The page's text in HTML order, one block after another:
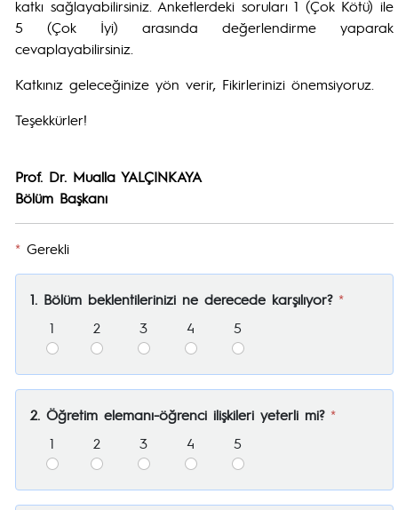
katkı sağlayabilirsiniz. Anketlerdeki soruları 1 (Çok Kötü) ile
5 (Çok İyi) arasında değerlendirme yaparak
cevaplayabilirsiniz.
Katkınız geleceğinize yön verir, Fikirlerinizi önemsiyoruz.
Teşekkürler!
Prof. Dr. Mualla YALÇINKAYA
Bölüm Başkanı
* Gerekli
1. Bölüm beklentilerinizi ne derecede karşılıyor? *
1
2 3 4 5
2. Öğretim elemanı-öğrenci ilişkileri yeterli mi? *
1
2 3 4 5